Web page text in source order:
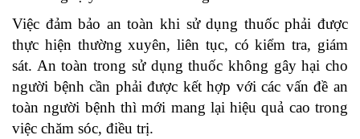
Việc đảm bảo an toàn khi sử dụng thuốc phải được
thực hiện thường xuyên, liên tục, có kiểm tra, giám
sát. An toàn trong sử dụng thuốc không gây hại cho
người bệnh cần phải được kết hợp với các vấn đề an
toàn người bệnh thì mới mang lại hiệu quả cao trong
việc chăm sóc, điều trị.